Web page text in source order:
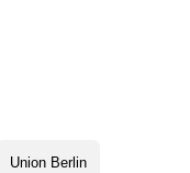
Union Berlin